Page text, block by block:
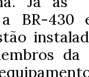
BR-430
da